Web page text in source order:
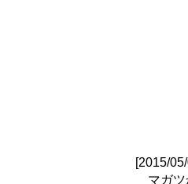
[2015/
マガツ